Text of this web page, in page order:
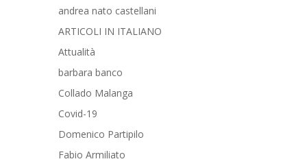
andrea nato castellani
ARTICOLI IN ITALIANO
Attualità
barbara banco
Collado Malanga
Covid-19
Domenico Partipilo
Fabio Armiliato